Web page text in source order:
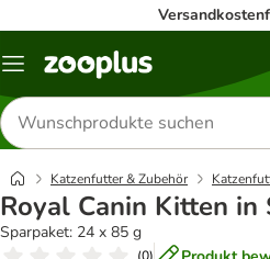
Menü
Produkte
suchen
Katzenfutter & Zubehör
Royal Canin Kitten in
Sparpaket: 24 x 85 g
(0)